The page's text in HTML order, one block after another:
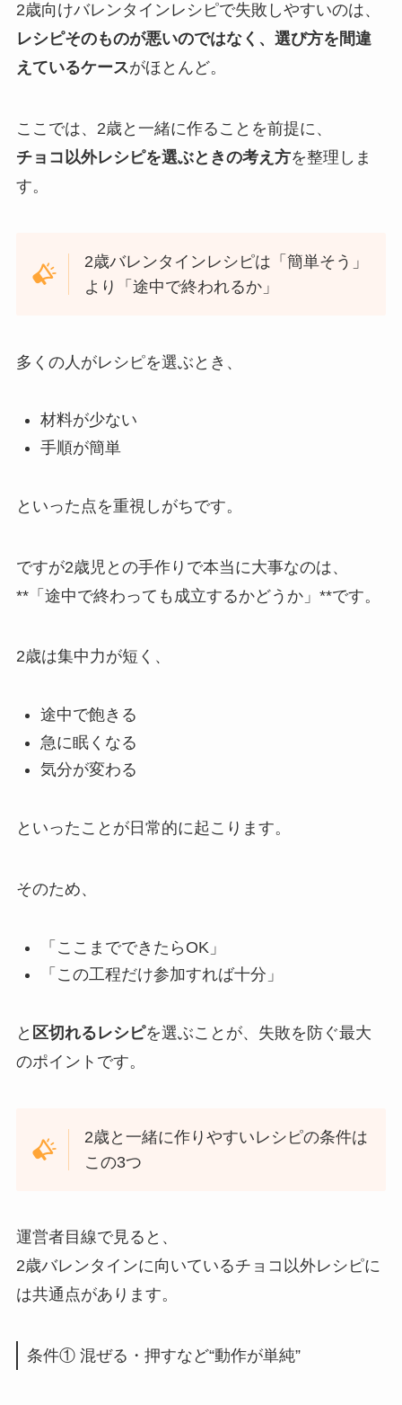
2歳向けバレンタインレシピで失敗しやすいのは、
レシピそのものが悪いのではなく、選び方を間違
えているケースがほとんど。
ここでは、2歳と一緒に作ることを前提に、
チョコ以外レシピを選ぶときの考え方を整理しま
す。
2歳バレンタインレシピは「簡単そう」
より「途中で終われるか」
多くの人がレシピを選ぶとき、
材料が少ない
手順が簡単
といった点を重視しがちです。
ですが2歳児との手作りで本当に大事なのは、
**「途中で終わっても成立するかどうか」**です。
2歳は集中力が短く、
途中で飽きる
急に眠くなる
気分が変わる
といったことが日常的に起こります。
そのため、
「ここまでできたらOK」
「この工程だけ参加すれば十分」
と 区切れるレシピを選ぶことが、失敗を防ぐ最大
のポイントです。
2歳と一緒に作りやすいレシピの条件は
この3つ
運営者目線で見ると、
2歳バレンタインに向いているチョコ以外レシピに
は共通点があります。
条件① 混ぜる・押すなど“動作が単純”